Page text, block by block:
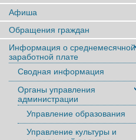
Афиша
Обращения граждан
Информация о среднемесячной
заработной плате
Сводная информация
Органы управления
администрации
Управление образования
Управление культуры и